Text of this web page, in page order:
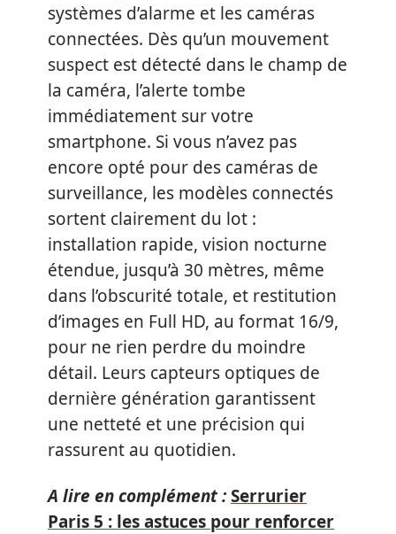
systèmes d’alarme et les caméras
connectées. Dès qu’un mouvement
suspect est détecté dans le champ de
la caméra, l’alerte tombe
immédiatement sur votre
smartphone. Si vous n’avez pas
encore opté pour des caméras de
surveillance, les modèles connectés
sortent clairement du lot :
installation rapide, vision nocturne
étendue, jusqu’à 30 mètres, même
dans l’obscurité totale, et restitution
d’images en Full HD, au format 16/9,
pour ne rien perdre du moindre
détail. Leurs capteurs optiques de
dernière génération garantissent
une netteté et une précision qui
rassurent au quotidien.
A lire en complément :Serrurier
Paris 5 : les astuces pour renforcer